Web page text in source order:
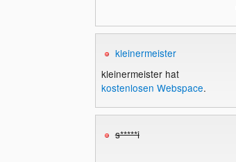
kleinermeister
kleinermeister hat
kostenlosen Webspace.
s*****i